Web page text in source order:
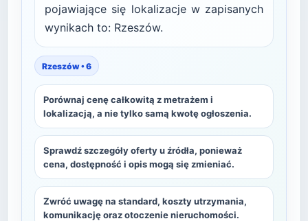
pojawiające się lokalizacje w zapisanych
wynikach to: Rzeszów.
Rzeszów • 6
Porównaj cenę całkowitą z metrażem i
lokalizacją, a nie tylko samą kwotę ogłoszenia.
Sprawdź szczegóły oferty u źródła, ponieważ
cena, dostępność i opis mogą się zmieniać.
Zwróć uwagę na standard, koszty utrzymania,
komunikację oraz otoczenie nieruchomości.